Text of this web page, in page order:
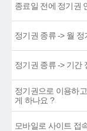
종료일 전에 정기권
정기권 종류 -> 월
정기권 종류 -> 기간
정기권으로 이용하
게 하나요 ?
모바일로 사이트 접